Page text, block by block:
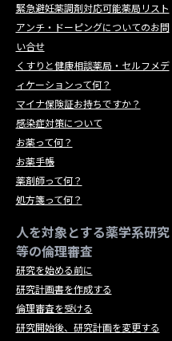
緊急避妊薬調剤対応可能薬局リスト
アンチ・ドーピングについてのお問
い合せ
くすりと健康相談薬局・セルフメデ
ィケーションって何？
マイナ保険証お持ちですか？
感染症対策について
お薬って何？
お薬手帳
薬剤師って何？
処方箋って何？
人を対象とする薬学系研究
等の倫理審査
研究を始める前に
研究計画書を作成する
倫理審査を受ける
研究開始後、研究計画を変更する